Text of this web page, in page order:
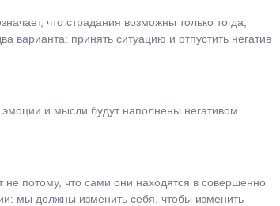
что страдания возможны только тогда,
принять ситуацию и отпустить негатив
и мысли будут наполнены негативом.
потому, что сами они находятся в совершенно
мы должны изменить себя, чтобы изменить